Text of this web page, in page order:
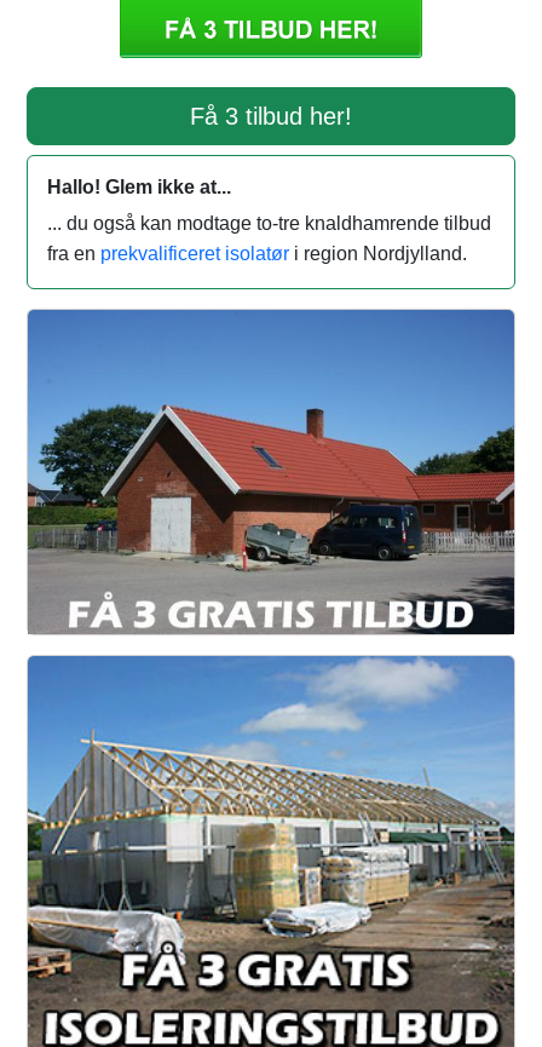
Få 3 tilbud her!
Hallo! Glem ikke at...
... du også kan modtage to-tre knaldhamrende tilbud
fra en prekvalificeret isolatør i region Nordjylland.